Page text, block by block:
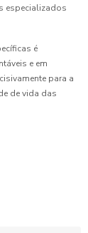
especializados
é
e em
para a
de vida das